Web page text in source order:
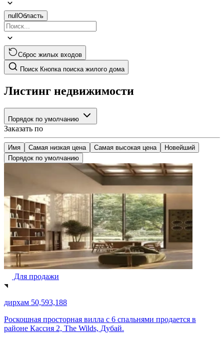
null Область
Сброс жилых входов
Поиск Кнопка поиска жилого дома
Листинг недвижимости
Порядок по умолчанию
Заказать по
Имя Самая низкая цена Самая высокая цена
Новейший
Порядок по умолчанию
Для продажи
дирхам 50,593,188
Роскошная просторная вилла с 6 спальнями продается в
районе Кассия 2, The Wilds, Дубай.